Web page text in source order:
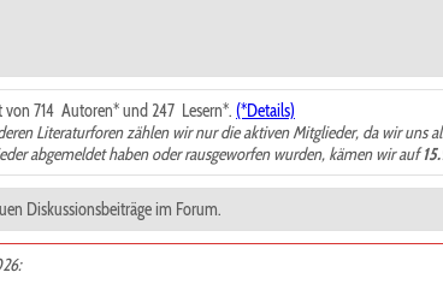
von 714 Autoren* und 247 Lesern*. (*Details)
Literaturforen zählen wir nur die aktiven Mitglieder, da wir
abgemeldet haben oder rausgeworfen wurden, kämen wir auf
Diskussionsbeiträge im Forum.